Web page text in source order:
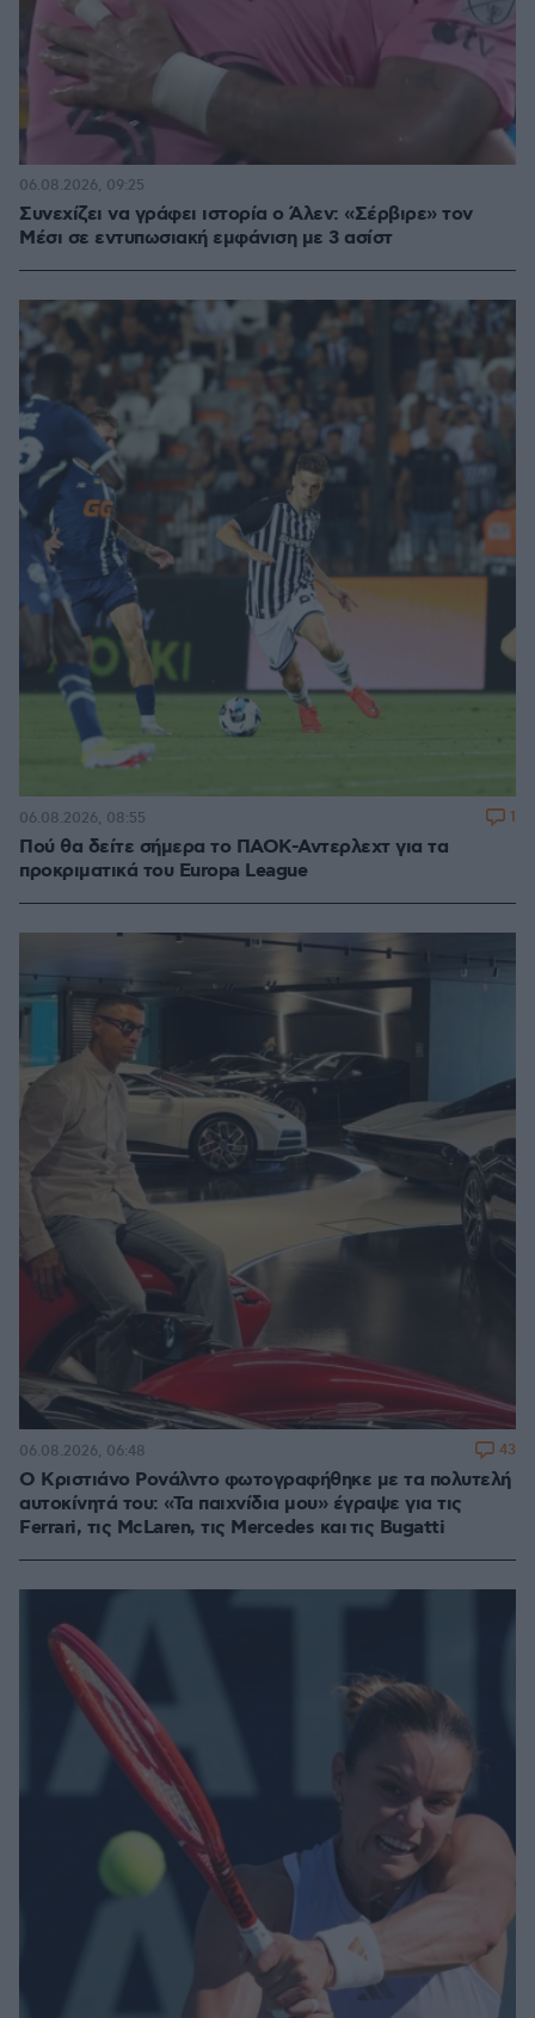
Συνεχίζει να γράφει ιστορία ο Άλεν: «Σέρβιρε» τον
Μέσι σε εντυπωσιακή εμφάνιση με 3 ασίστ
06.08.2026, 09:25
Πού θα δείτε σήμερα το ΠΑΟΚ-Αντερλεχτ για τα
προκριματικά του Europa League
06.08.2026, 08:55 1
Ο Κριστιάνο Ρονάλντο φωτογραφήθηκε με τα πολυτελή
αυτοκίνητά του: «Τα παιχνίδια μου» έγραψε για τις
Ferrari, τις McLaren, τις Mercedes και τις Bugatti
06.08.2026, 06:48 43